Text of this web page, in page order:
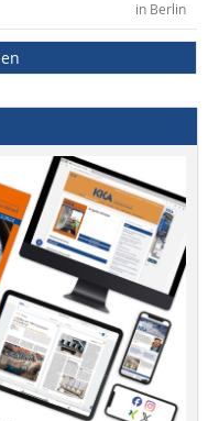
in Berlin